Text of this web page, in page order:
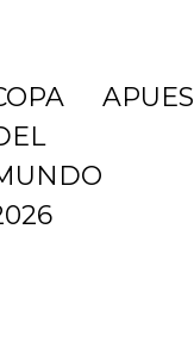
que lleva. Es
en
a base de
en Francia